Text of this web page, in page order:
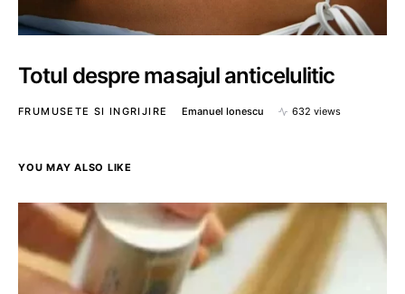
Totul despre masajul anticelulitic
FRUMUSETE SI INGRIJIRE Emanuel Ionescu 632 views
YOU MAY ALSO LIKE